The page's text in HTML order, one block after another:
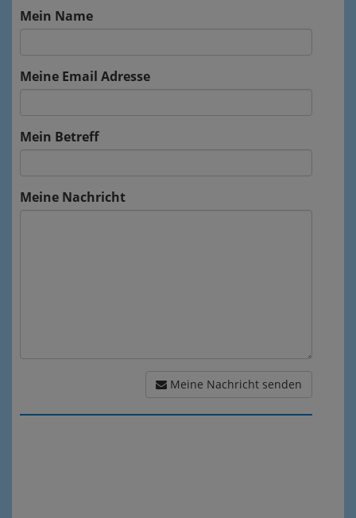
Mein Name
Meine Email Adresse
Mein Betreff
Meine Nachricht
Meine Nachricht senden